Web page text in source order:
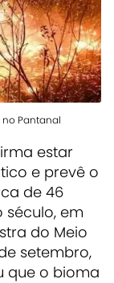
Pantanal
estar
e prevê o
de 46
em
do Meio
setembro,
que o bioma